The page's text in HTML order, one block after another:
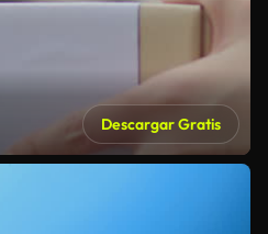
Descargar Gratis